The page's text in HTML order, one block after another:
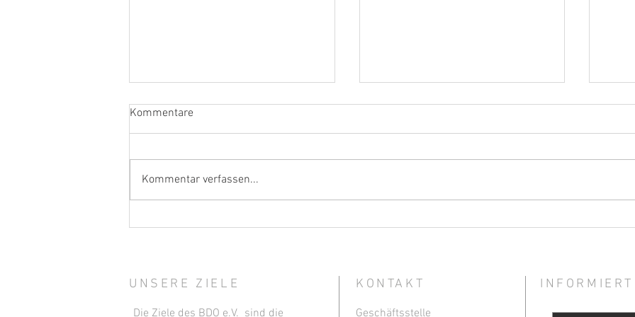
Kommentare
Kommentar verfassen...
UNSERE ZIELE
Die Ziele des BDO e.V. sind die
KONTAKT
Geschäftsstelle